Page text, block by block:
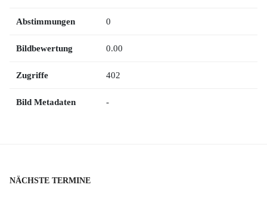
Abstimmungen 0
Bildbewertung 0.00
Zugriffe 402
Bild Metadaten -
NÄCHSTE TERMINE